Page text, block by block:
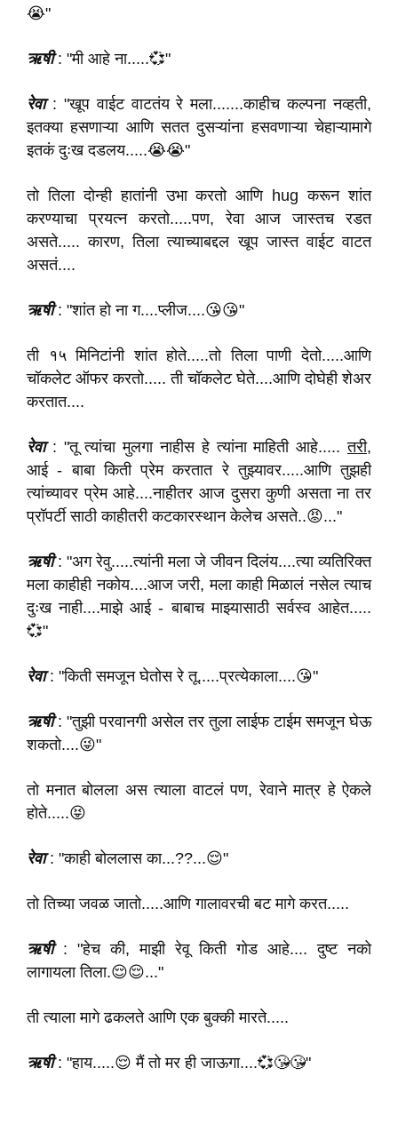
😭"
ऋषी: "मी आहे ना.....💞"
रेवा: "खूप वाईट वाटतंय रे मला.......काहीच कल्पना नव्हती,
इतक्या हसणाऱ्या आणि सतत दुसऱ्यांना हसवणाऱ्या चेहाऱ्यामागे
इतकं दुःख दडलय.....😭😭"
तो तिला दोन्ही हातांनी उभा करतो आणि hug करून शांत
करण्याचा प्रयत्न करतो.....पण, रेवा आज जास्तच रडत
असते..... कारण, तिला त्याच्याबद्दल खूप जास्त वाईट वाटत
असतं....
ऋषी: "शांत हो ना ग....प्लीज....😘😘"
ती १५ मिनिटांनी शांत होते.....तो तिला पाणी देतो.....आणि
चॉकलेट ऑफर करतो..... ती चॉकलेट घेते....आणि दोघेही शेअर
करतात....
रेवा: "तू त्यांचा मुलगा नाहीस हे त्यांना माहिती आहे.....तरी,
आई - बाबा किती प्रेम करतात रे तुझ्यावर.....आणि तुझही
त्यांच्यावर प्रेम आहे....नाहीतर आज दुसरा कुणी असता ना तर
प्रॉपर्टी साठी काहीतरी कटकारस्थान केलेच असते..😡..."
ऋषी: "अग रेवु.....त्यांनी मला जे जीवन दिलंय....त्या व्यतिरिक्त
मला काहीही नकोय....आज जरी, मला काही मिळालं नसेल त्याच
दुःख नाही....माझे आई - बाबाच माझ्यासाठी सर्वस्व आहेत.....
💞"
रेवा: "किती समजून घेतोस रे तू.....प्रत्येकाला....😘"
ऋषी: "तुझी परवानगी असेल तर तुला लाईफ टाईम समजून घेऊ
शकतो....😜"
तो मनात बोलला अस त्याला वाटलं पण, रेवाने मात्र हे ऐकले
होते.....😝
रेवा: "काही बोललास का...??...😌"
तो तिच्या जवळ जातो.....आणि गालावरची बट मागे करत.....
ऋषी: "हेच की, माझी रेवू किती गोड आहे.... दुष्ट नको
लागायला तिला.😌😌..."
ती त्याला मागे ढकलते आणि एक बुक्की मारते.....
ऋषी: "हाय.....😌 मैं तो मर ही जाऊगा....💞😘😘"